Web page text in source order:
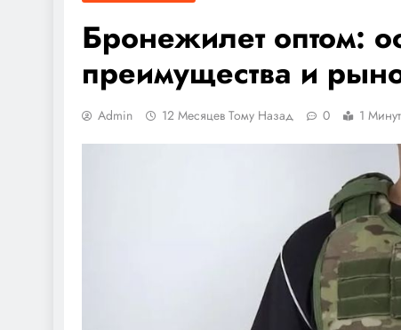
Бронежилет оптом:
преимущества и
Admin 12 Месяцев Тому Назад 0 1